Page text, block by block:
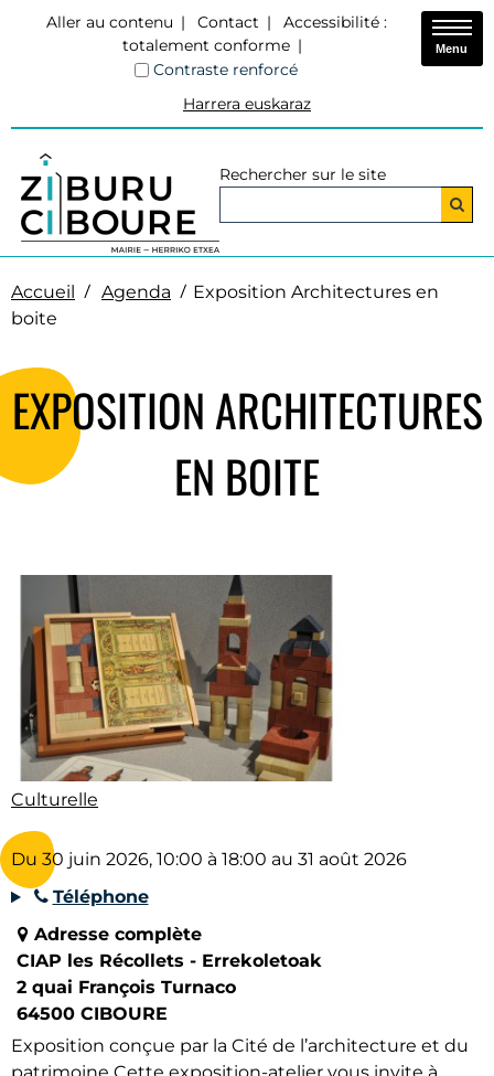
Aller au contenu Contact
Accessibilité :
totalement conforme
Contraste renforcé
Harrera euskaraz
Rechercher sur le site
Menu
Accueil Agenda
Exposition Architectures en
boite
EXPOSITION ARCHITECTURES
EN BOITE
Culturelle
Du 30 juin 2026, 10:00 à 18:00 au 31 août 2026
Téléphone
Adresse complète
CIAP les Récollets - Errekoletoak
2 quai François Turnaco
64500 CIBOURE
Exposition conçue par la Cité de l’architecture et du